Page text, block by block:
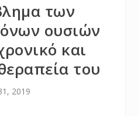
των
ουσιών
και
του
2019